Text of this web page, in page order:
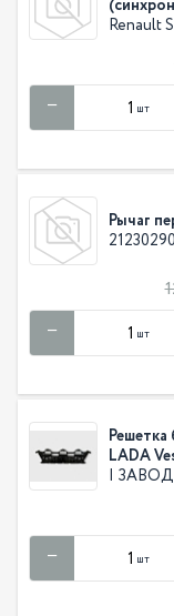
Renault
шт
Рычаг
шт
Решетка
LADA
| ЗАВОД
шт